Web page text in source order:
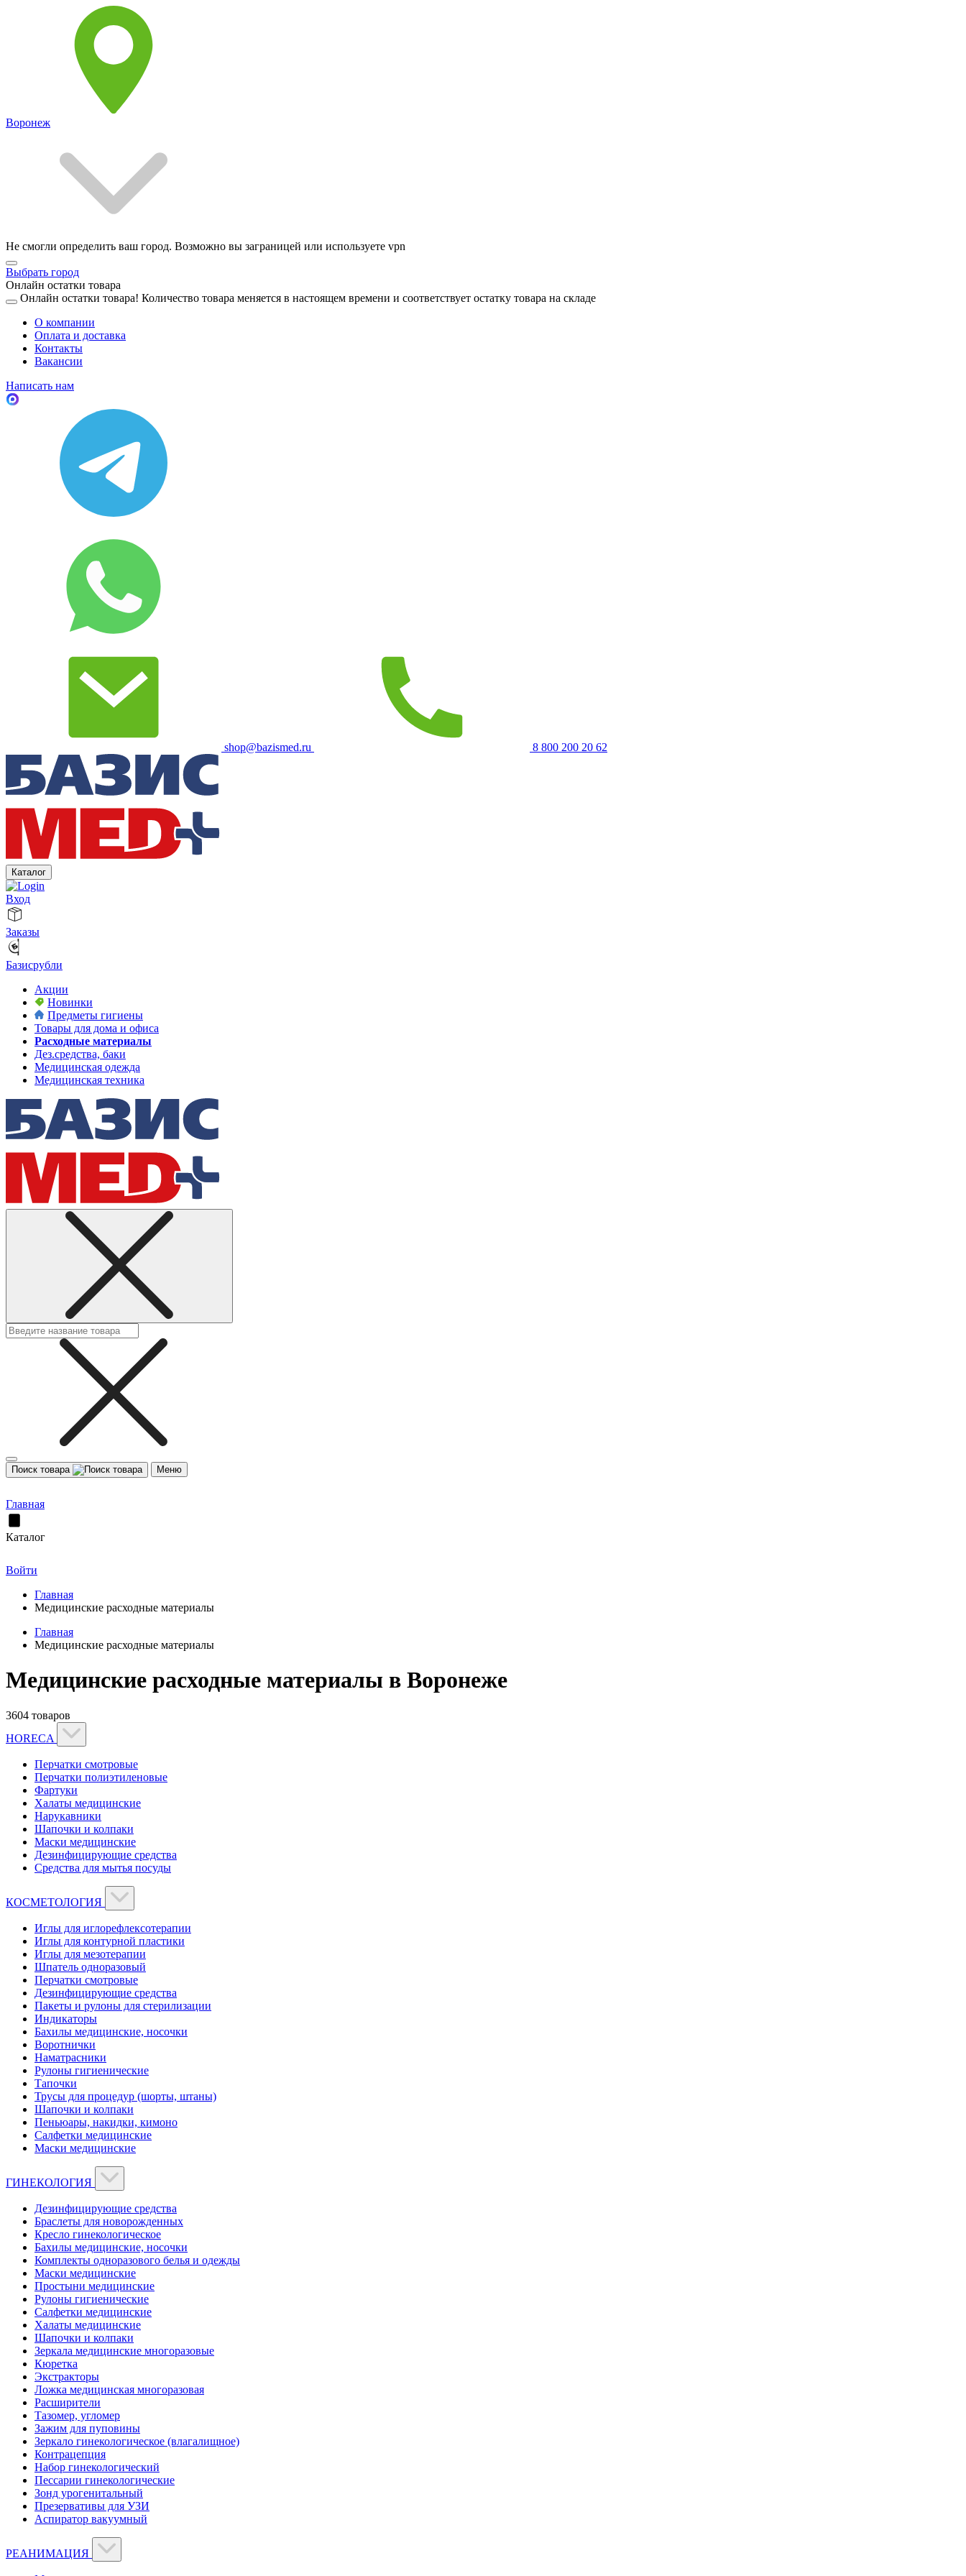
Воронеж
Не смогли определить ваш город. Возможно вы заграницей или используете vpn
Выбрать город
Онлайн остатки товара
Онлайн остатки товара! Количество товара меняется в настоящем времени и соответствует остатку товара на складе
О компании
Оплата и доставка
Контакты
Вакансии
Написать нам
shop@bazismed.ru 8 800 200 20 62
Каталог
Вход
Заказы
Базисрубли
Акции
Новинки
Предметы гигиены
Товары для дома и офиса
Расходные материалы
Дез.средства, баки
Медицинская одежда
Медицинская техника
Поиск товара Меню
Главная
Каталог
Войти
Главная
Медицинские расходные материалы
Главная
Медицинские расходные материалы
Медицинские расходные материалы в Воронеже
3604 товаров
HORECA
Перчатки смотровые
Перчатки полиэтиленовые
Фартуки
Халаты медицинские
Нарукавники
Шапочки и колпаки
Маски медицинские
Дезинфицирующие средства
Средства для мытья посуды
КОСМЕТОЛОГИЯ
Иглы для иглорефлексотерапии
Иглы для контурной пластики
Иглы для мезотерапии
Шпатель одноразовый
Перчатки смотровые
Дезинфицирующие средства
Пакеты и рулоны для стерилизации
Индикаторы
Бахилы медицинские, носочки
Воротнички
Наматрасники
Рулоны гигиенические
Тапочки
Трусы для процедур (шорты, штаны)
Шапочки и колпаки
Пеньюары, накидки, кимоно
Салфетки медицинские
Маски медицинские
ГИНЕКОЛОГИЯ
Дезинфицирующие средства
Браслеты для новорожденных
Кресло гинекологическое
Бахилы медицинские, носочки
Комплекты одноразового белья и одежды
Маски медицинские
Простыни медицинские
Рулоны гигиенические
Салфетки медицинские
Халаты медицинские
Шапочки и колпаки
Зеркала медицинские многоразовые
Кюретка
Экстракторы
Ложка медицинская многоразовая
Расширители
Тазомер, угломер
Зажим для пуповины
Зеркало гинекологическое (влагалищное)
Контрацепция
Набор гинекологический
Пессарии гинекологические
Зонд урогенитальный
Презервативы для УЗИ
Аспиратор вакуумный
РЕАНИМАЦИЯ